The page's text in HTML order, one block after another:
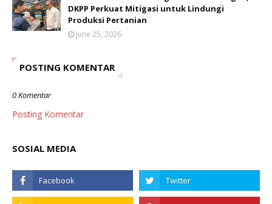
DKPP Perkuat Mitigasi untuk Lindungi
Produksi Pertanian
June 25, 2026
POSTING KOMENTAR
0 Komentar
Posting Komentar
SOSIAL MEDIA